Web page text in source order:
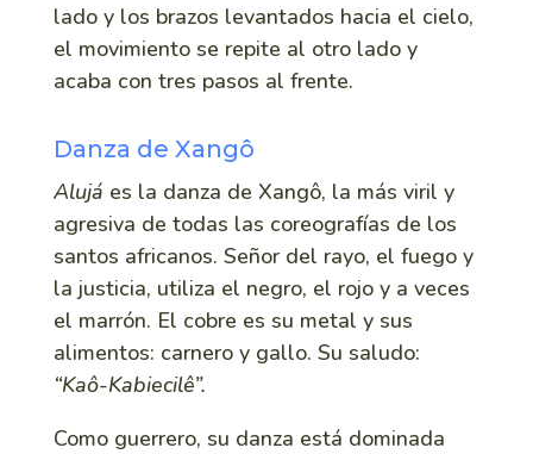
lado y los brazos levantados hacia el cielo,
el movimiento se repite al otro lado y
acaba con tres pasos al frente.
Danza de Xangô
Alujá es la danza de Xangô, la más viril y
agresiva de todas las coreografías de los
santos africanos. Señor del rayo, el fuego y
la justicia, utiliza el negro, el rojo y a veces
el marrón. El cobre es su metal y sus
alimentos: carnero y gallo. Su saludo:
“Kaô-Kabiecilê”.
Como guerrero, su danza está dominada